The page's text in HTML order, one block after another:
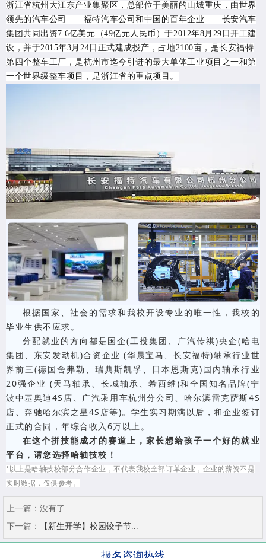
浙江省杭州大江东产业集聚区，总部位于美丽的山城重庆，由世界
领先的汽车公司——福特汽车公司和中国的百年企业——长安汽车
集团共同出资7.6亿美元（49亿元人民币）于2012年8月29日开工建
设，并于2015年3月24日正式建成投产，占地2100亩，是长安福特
第四个整车工厂，是杭州市迄今引进的最大单体工业项目之一和第
一个世界级整车项目，是浙江省的重点项目。
根据国家、社会的需求和我校开设专业的唯一性，我校的
毕业生供不应求。
分配就业的方向都是国企(工投集团、广汽传祺)央企(哈电
集团、东安发动机)合资企业 (华晨宝马、长安福特)轴承行业世
界前三(德国舍弗勒、瑞典斯凯孚、日本恩斯克)国内轴承行业
20强企业 (天马轴承、长城轴承、希西维)和全国知名品牌(宁
波中基奥迪4S店、广汽乘用车杭州分公司、哈尔滨雷克萨斯4S
店、奔驰哈尔滨之星4S店等)。学生实习期满以后，和企业签订
正式的合同，年综合收入6万以上。
在这个拼技能成才的赛道上，家长想给孩子一个好的就业
平台，请您选择哈轴技校！
*以上是哈轴技校部分合作企业，不代表我校全部订单企业，企业的薪资不是
实时数据，仅供参考。
上一篇： 没有了
下一篇：
【新生开学】校园饺子节...
报名咨询热线